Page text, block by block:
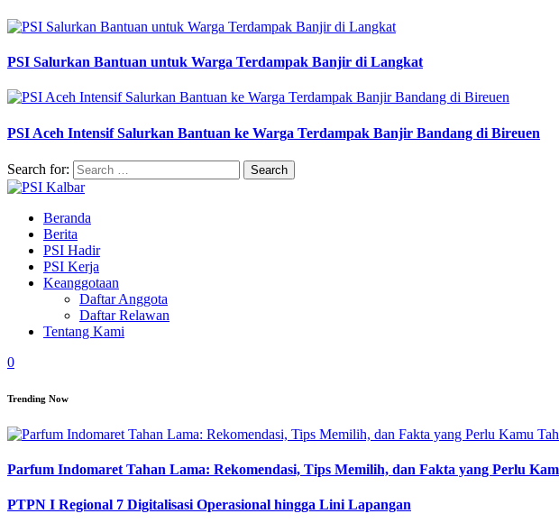
PSI Salurkan Bantuan untuk Warga Terdampak Banjir di Langkat
PSI Aceh Intensif Salurkan Bantuan ke Warga Terdampak Banjir Bandang di Bireuen
Search for:
Beranda
Berita
PSI Hadir
PSI Kerja
Keanggotaan
Daftar Anggota
Daftar Relawan
Tentang Kami
0
Trending Now
Parfum Indomaret Tahan Lama: Rekomendasi, Tips Memilih, dan Fakta yang Perlu
PTPN I Regional 7 Digitalisasi Operasional hingga Lini Lapangan